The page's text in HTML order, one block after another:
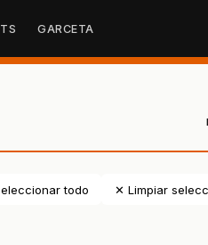
GARCETA
todo ✕ Limpiar